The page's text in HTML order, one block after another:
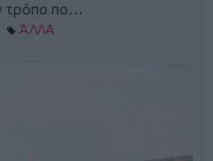
τρόπο πο…
ΆΛΛΑ